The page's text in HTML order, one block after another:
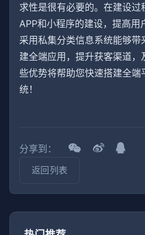
求性是很有必要的。在建设过
APP和小程序的建设，提高用
采用私集分类信息系统能够
建全端应用，提升获客渠道，
些优势将帮助您快速搭建全端
统！
分享到：
返回列表